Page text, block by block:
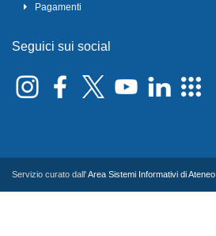
Pagamenti
Seguici sui social
Servizio curato dall'Area Sistemi Informativi di Ateneo